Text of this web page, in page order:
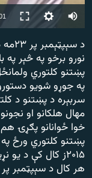
۱۴ ساعته راډیويي خپرونې
Gandhara
موږ وڅارئ
د ازادې اروپا
Auto
360p
480p
720p
1080p
د
نورو برخو په څېر
پښتنو کلتوري
په جوړو شويو
سربېره د پښتنو د
مهال هلکانو او
خوا ځوانانو پګړۍ
پښتنو کلتوري ورځ
۲۰۱۵ز کال کې د
هر کال د سېپټمبر پر ۲۳ مه لمانځل کیږي. ويډيو رپورټ